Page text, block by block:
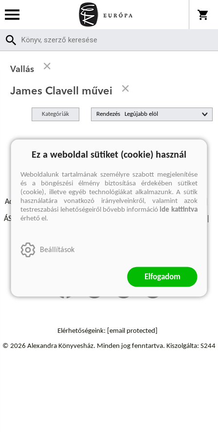
Vallás
James Clavell művei
Kategóriák Rendezés
A keresett kifejezésre nincs találat
Adatvédelmi szabályzatok Elállási felmondási nyilatkozat
ÁSZF - Vásárlási feltételek
Szállítási információk
Elérhetőségeink: [email protected]
© 2026 Alexandra Könyvesház. Minden jog fenntartva. Kiszolgálta: S244
Ez a weboldal sütiket (cookie) használ
Weboldalunk tartalmának személyre szabott megjelenítése
és a böngészési élmény biztosítása érdekében sütiket
(cookie), illetve egyéb technológiákat alkalmazunk. A sütik
használatára vonatkozó irányelveinkről, valamint azok
testreszabási lehetőségeiről bővebb információide kattintva
érhető el.
Beállítások
Elfogadom